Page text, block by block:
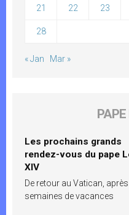
21 22 23
28
« Jan Mar »
Les prochains grands
rendez-vous du pape
XIV
De retour au Vatican,
semaines de vacances